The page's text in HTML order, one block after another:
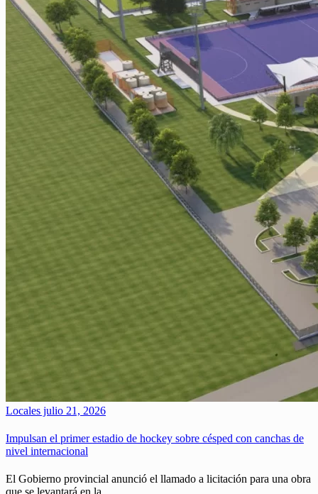
Locales julio 21, 2026
Impulsan el primer estadio de hockey sobre césped con canchas de
nivel internacional
El Gobierno provincial anunció el llamado a licitación para una obra